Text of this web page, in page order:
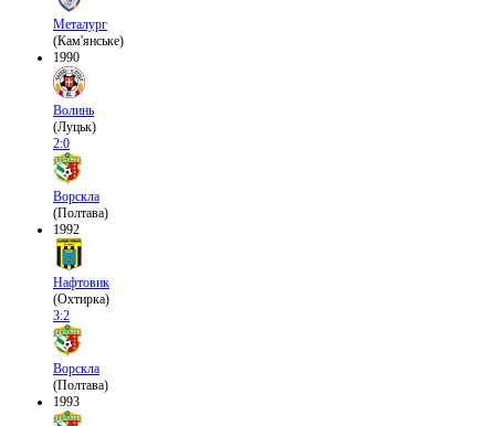
Металург
(Кам'янське)
1990
Волинь
(Луцьк)
2:0
Ворскла
(Полтава)
1992
Нафтовик
(Охтирка)
3:2
Ворскла
(Полтава)
1993